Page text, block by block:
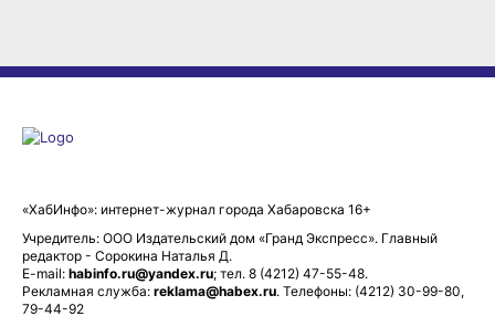
«ХабИнфо»: интернет-журнал города Хабаровска 16+
Учредитель: ООО Издательский дом «Гранд Экспресс». Главный
редактор - Сорокина Наталья Д.
E-mail: habinfo.ru@yandex.ru; тел. 8 (4212) 47-55-48.
Рекламная служба: reklama@habex.ru. Телефоны: (4212) 30-99-80,
79-44-92